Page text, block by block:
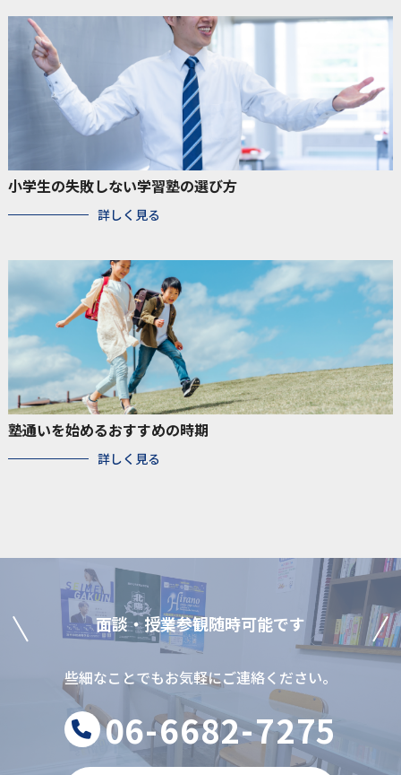
小学生の失敗しない学習塾の選び方
詳しく見る
塾通いを始めるおすすめの時期
詳しく見る
⾯談‧授業参観随時可能です
些細なことでもお気軽にご連絡ください。
06-6682-7275